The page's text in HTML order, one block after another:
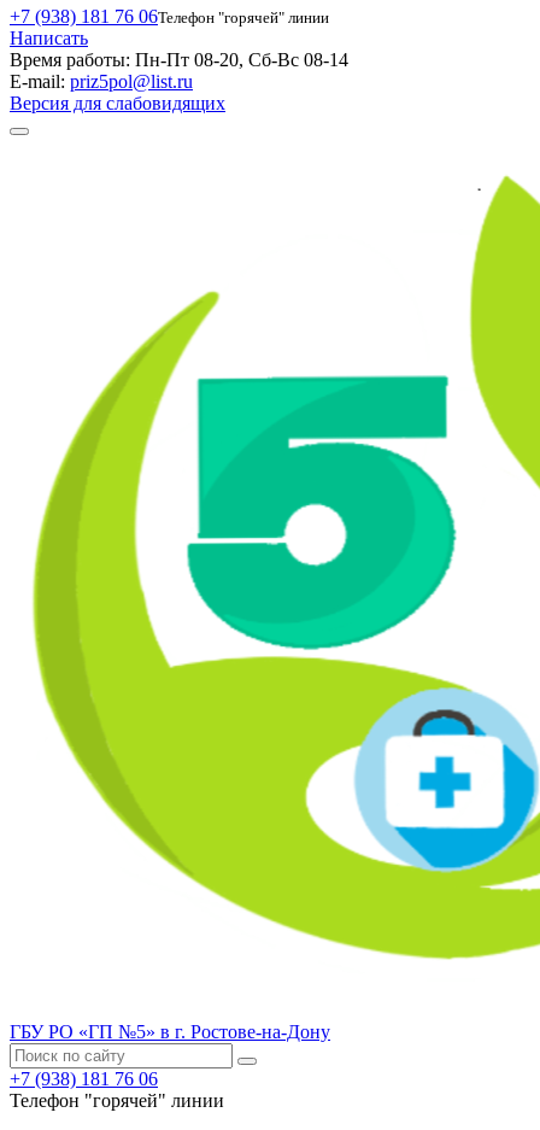
+7 (938) 181 76 06Телефон "горячей" линии
Написать
Время работы: Пн-Пт 08-20, Сб-Вс 08-14
E-mail: priz5pol@list.ru
Версия для слабовидящих
ГБУ РО «ГП №5» в г. Ростове-на-Дону
+7 (938) 181 76 06
Телефон "горячей" линии